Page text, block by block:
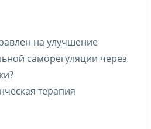
на улучшение
саморегуляции через
терапия